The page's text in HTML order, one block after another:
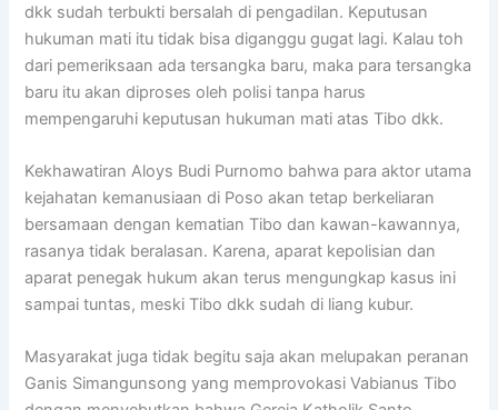
dkk sudah terbukti bersalah di pengadilan. Keputusan
hukuman mati itu tidak bisa diganggu gugat lagi. Kalau toh
dari pemeriksaan ada tersangka baru, maka para tersangka
baru itu akan diproses oleh polisi tanpa harus
mempengaruhi keputusan hukuman mati atas Tibo dkk.
Kekhawatiran Aloys Budi Purnomo bahwa para aktor utama
kejahatan kemanusiaan di Poso akan tetap berkeliaran
bersamaan dengan kematian Tibo dan kawan-kawannya,
rasanya tidak beralasan. Karena, aparat kepolisian dan
aparat penegak hukum akan terus mengungkap kasus ini
sampai tuntas, meski Tibo dkk sudah di liang kubur.
Masyarakat juga tidak begitu saja akan melupakan peranan
Ganis Simangunsong yang memprovokasi Vabianus Tibo